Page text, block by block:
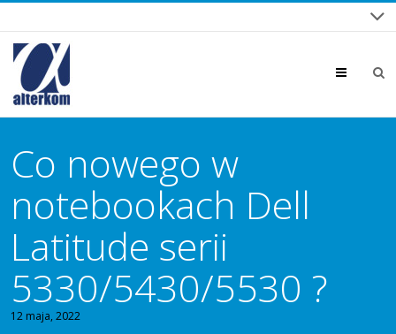
Menu
Co nowego w
notebookach Dell
Latitude serii
5330/5430/5530 ?
12 maja, 2022